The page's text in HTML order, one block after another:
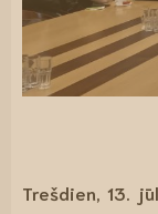
Trešdien, 13.